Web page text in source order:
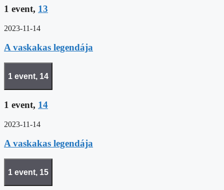
1 event, 13
2023-11-14
A vaskakas legendája
1 event, 14
1 event, 14
2023-11-14
A vaskakas legendája
1 event, 15